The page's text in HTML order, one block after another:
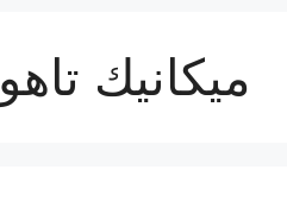
ميكانيك تاهو